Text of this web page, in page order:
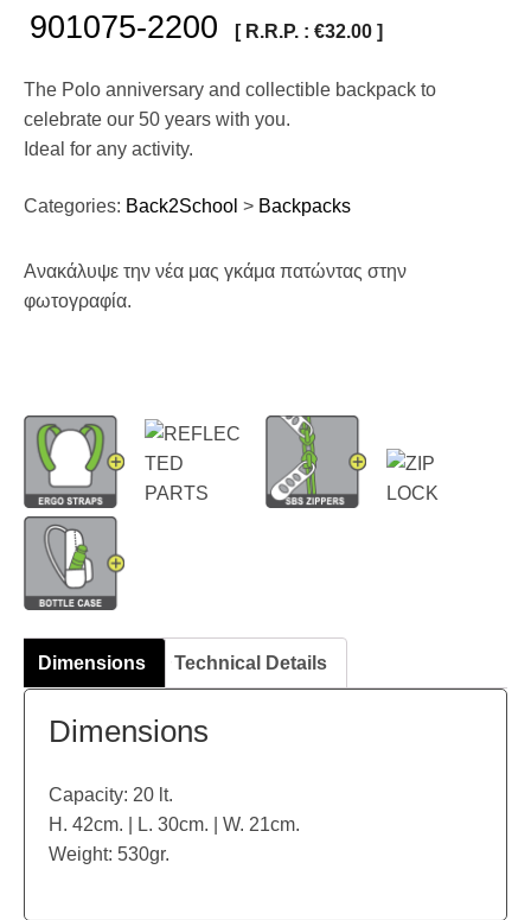
901075-2200 [ R.R.P. : €32.00 ]
The Polo anniversary and collectible backpack to
celebrate our 50 years with you.
Ideal for any activity.
Categories: Back2School > Backpacks
Ανακάλυψε την νέα μας γκάμα πατώντας στην
φωτογραφία.
Dimensions Technical Details
Dimensions
Capacity: 20 lt.
H. 42cm. | L. 30cm. | W. 21cm.
Weight: 530gr.